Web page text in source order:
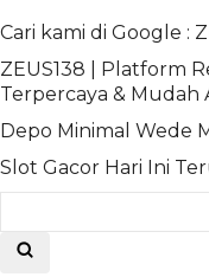
Cari kami di Google :
ZEUS138 | Platform
Terpercaya & Mudah
Depo Minimal Wede
Slot Gacor Hari Ini